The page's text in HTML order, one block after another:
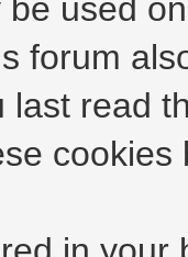
used
forum
last read
cookies